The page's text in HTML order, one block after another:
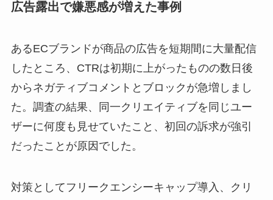
広告露出で嫌悪感が増えた事例
あるECブランドが商品の広告を短期間に大量配信
したところ、CTRは初期に上がったものの数日後
からネガティブコメントとブロックが急増しまし
た。調査の結果、同一クリエイティブを同じユー
ザーに何度も見せていたこと、初回の訴求が強引
だったことが原因でした。
対策としてフリークエンシーキャップ導入、クリ